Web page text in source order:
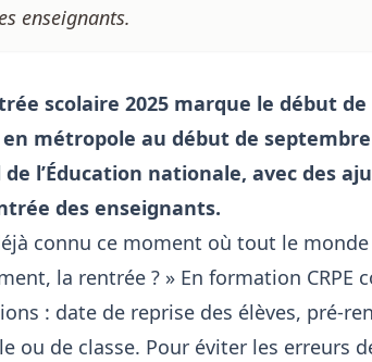
enseignants.
scolaire 2025 marque le début de
métropole au début de
l’Éducation nationale, avec des
des enseignants.
connu ce moment où tout le
la rentrée ? » En formation CRPE
: date de reprise des élèves, pré-
ou de classe. Pour éviter les erreurs